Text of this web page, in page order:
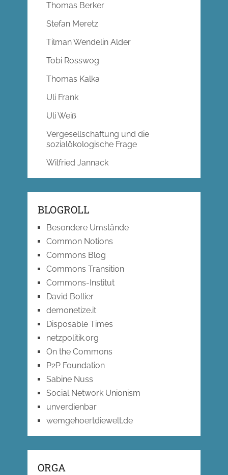
Thomas Berker
Stefan Meretz
Tilman Wendelin Alder
Tobi Rosswog
Thomas Kalka
Uli Frank
Uli Weiß
Vergesellschaftung und die
sozialökologische Frage
Wilfried Jannack
BLOGROLL
Besondere Umstände
Common Notions
Commons Blog
Commons Transition
Commons-Institut
David Bollier
demonetize.it
Disposable Times
netzpolitik.org
On the Commons
P2P Foundation
Sabine Nuss
Social Network Unionism
unverdienbar
wemgehoertdiewelt.de
ORGA